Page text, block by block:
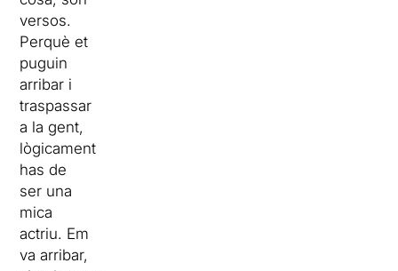
versos.
Perquè et
puguin
arribar i
traspassar
a la gent,
lògicament
has de
ser una
mica
actriu. Em
va arribar,